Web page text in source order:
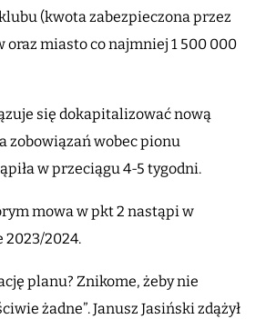
(kwota zabezpieczona przez
oraz miasto co najmniej 1 500 000
się dokapitalizować nową
zobowiązań wobec pionu
w przeciągu 4-5 tygodni.
mowa w pkt 2 nastąpi w
2023/2024.
planu? Znikome, żeby nie
żadne”. Janusz Jasiński zdążył